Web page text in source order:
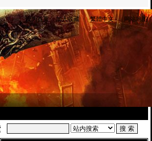
设为首页 加入收藏 繁體中文 网站地图